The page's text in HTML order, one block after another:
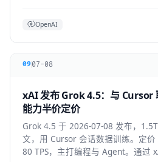
OpenAI
0907-08
xAI 发布 Grok 4.5：与 Cursor
能力半价定价
Grok 4.5 于 2026-07-08 发布，
文，用 Cursor 会话数据训练。定价
80 TPS，主打编程与 Agent。通过